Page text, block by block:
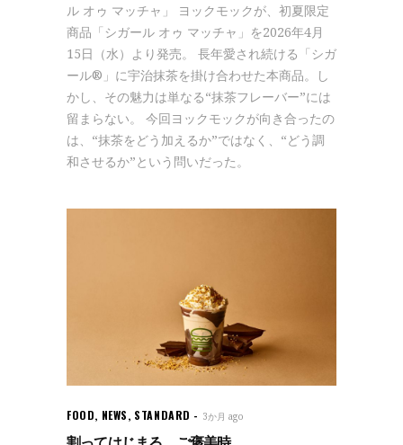
ル オゥ マッチャ」 ヨックモックが、初夏限定
商品「シガール オゥ マッチャ」を2026年4月
15日（水）より発売。 長年愛され続ける「シガ
ール®」に宇治抹茶を掛け合わせた本商品。し
かし、その魅力は単なる“抹茶フレーバー”には
留まらない。 今回ヨックモックが向き合ったの
は、“抹茶をどう加えるか”ではなく、“どう調
和させるか”という問いだった。
FOOD, NEWS, STANDARD 3か月 ago